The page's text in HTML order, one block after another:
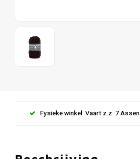
Fysieke winkel: Vaart z.z. 7 Assen